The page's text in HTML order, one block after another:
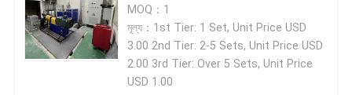
MOQ：1
মূল্য：1st Tier: 1 Set, Unit Price USD
3.00 2nd Tier: 2-5 Sets, Unit Price USD
2.00 3rd Tier: Over 5 Sets, Unit Price
USD 1.00